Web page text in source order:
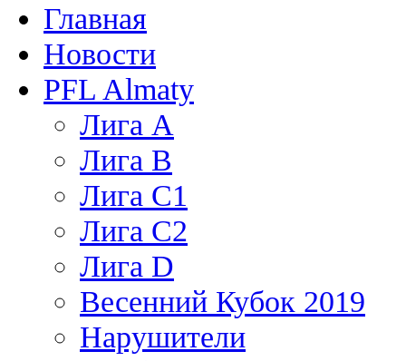
Главная
Новости
PFL Almaty
Лига A
Лига В
Лига С1
Лига С2
Лига D
Весенний Кубок 2019
Нарушители